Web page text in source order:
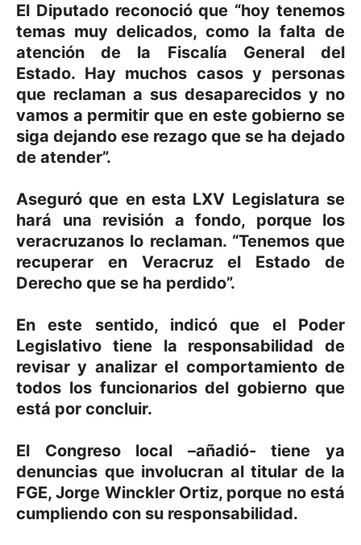
El Diputado reconoció que “hoy tenemos
temas muy delicados, como la falta de
atención de la Fiscalía General del
Estado. Hay muchos casos y personas
que reclaman a sus desaparecidos y no
vamos a permitir que en este gobierno se
siga dejando ese rezago que se ha dejado
de atender”.
Aseguró que en esta LXV Legislatura se
hará una revisión a fondo, porque los
veracruzanos lo reclaman. “Tenemos que
recuperar en Veracruz el Estado de
Derecho que se ha perdido”.
En este sentido, indicó que el Poder
Legislativo tiene la responsabilidad de
revisar y analizar el comportamiento de
todos los funcionarios del gobierno que
está por concluir.
El Congreso local –añadió- tiene ya
denuncias que involucran al titular de la
FGE, Jorge Winckler Ortiz, porque no está
cumpliendo con su responsabilidad.